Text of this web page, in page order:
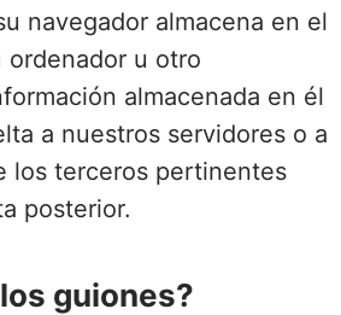
navegador almacena en el
ordenador u otro
almacenada en él
a nuestros servidores o a
los terceros pertinentes
posterior.
guiones?